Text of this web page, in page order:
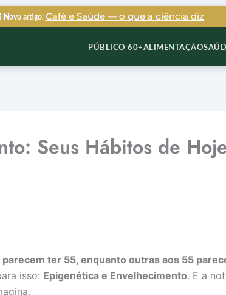
Novo artigo: Café e Saúde — o que a ciência diz
PÚBLICO 60+ALIMENTAÇÃO
Seus Hábitos de
ter 55, enquanto outras aos 55
isso: Epigenética e Envelhecimento. E a